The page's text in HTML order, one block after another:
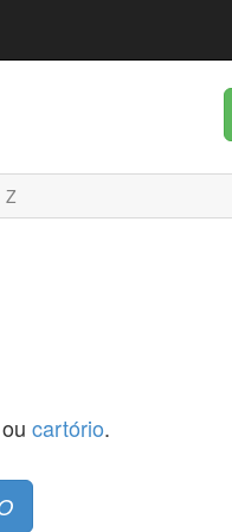
Z
ou cartório.